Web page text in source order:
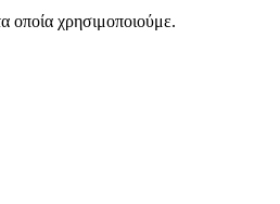
οποία χρησιμοποιούμε.